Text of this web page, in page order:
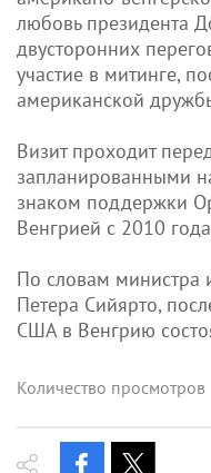
любовь президента
двусторонних
участие в митинге,
американской
Визит проходит
запланированными
знаком поддержки
Венгрией с 2010
По словам министра
Петера Сийярто,
США в Венгрию
Количество просмотров